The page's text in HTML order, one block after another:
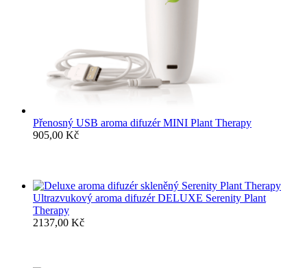
Přenosný USB aroma difuzér MINI Plant Therapy
905,00 Kč
Ultrazvukový aroma difuzér DELUXE Serenity Plant
Therapy
2137,00 Kč